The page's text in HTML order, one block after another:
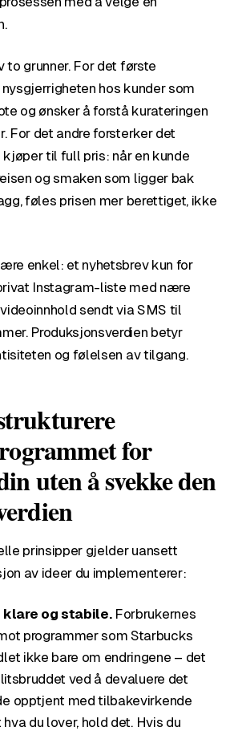
to grunner. For det første
hos kunder som
og ønsker å forstå kurateringen
For det andre forsterker det
kjøper til full pris: når en kunde
og smaken som ligger bak
føles prisen mer berettiget, ikke
enkel: et nyhetsbrev kun for
Instagram-liste med nære
sendt via SMS til
Produksjonsverdien betyr
og følelsen av tilgang.
for
uten å svekke den
prinsipper gjelder uansett
av ideer du implementerer:
klare og stabile.Forbrukernes
programmer som Starbucks
ikke bare om endringene – det
ved å devaluere det
opptjent med tilbakevirkende
du lover, hold det. Hvis du